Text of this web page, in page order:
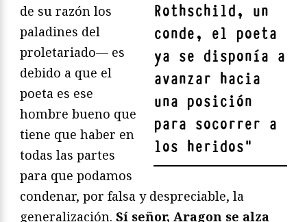
Rothschild, un
conde, el poeta
ya se disponía a
avanzar hacia
una posición
para socorrer a
los heridos"
de su razón los
paladines del
proletariado— es
debido a que el
poeta es ese
hombre bueno que
tiene que haber en
todas las partes
para que podamos
condenar, por falsa y despreciable, la
generalización. Sí señor, Aragon se alza